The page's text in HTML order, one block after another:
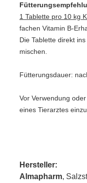
1 Tablette pro 10 kg
fachen Vitamin B-
Die Tablette direkt
mischen.
Fütterungsdauer:
Vor Verwendung
eines Tierarztes
Hersteller:
Almapharm,